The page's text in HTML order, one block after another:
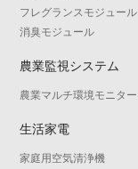
フレグランスモジュール
消臭モジュール
農業監視システム
農業マルチ環境モニター
生活家電
家庭用空気清浄機